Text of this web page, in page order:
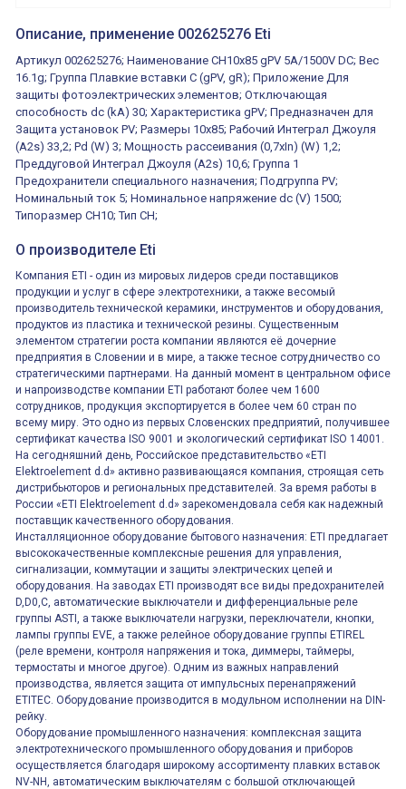
15Ампер 250В
XVR13M05L
Маячок
оранжевый
230VAC 130мм
ВКН8108
ВКН8108
Концевой
выключатель /
выключатель
путевой,
алюминиевый
регулируемый
ролик
800202300000С | 80 02 0 230 0000 С
800202300000С
многофункциональные
реле времени
0.1cек.-10 дней, 10
функций/режимов
Описание, применение 002625276 Eti
Артикул 002625276; Наименование CH10x85 gPV 5A/1500V DC; Вес
16.1g; Группа Плавкие вставки C (gPV, gR); Приложение Для
защиты фотоэлектрических элементов; Отключающая
способность dc (kA) 30; Характеристика gPV; Предназначен для
Защита установок PV; Размеры 10x85; Рабочий Интеграл Джоуля
(A2s) 33,2; Pd (W) 3; Мощность рассеивания (0,7xIn) (W) 1,2;
Преддуговой Интеграл Джоуля (A2s) 10,6; Группа 1
Предохранители специального назначения; Подгруппа PV;
Номинальный ток 5; Номинальное напряжение dc (V) 1500;
Типоразмер CH10; Тип CH;
О производителе Eti
Компания ETI - один из мировых лидеров среди поставщиков
продукции и услуг в сфере электротехники, а также весомый
производитель технической керамики, инструментов и оборудования,
продуктов из пластика и технической резины. Существенным
элементом стратегии роста компании являются её дочерние
предприятия в Словении и в мире, а также тесное сотрудничество со
стратегическими партнерами. На данный момент в центральном офисе
и напроизводстве компании ETI работают более чем 1600
сотрудников, продукция экспортируется в более чем 60 стран по
всему миру. Это одно из первых Словенских предприятий, получившее
сертификат качества ISO 9001 и экологический сертификат ISO 14001.
На сегодняшний день, Российское представительство «ETI
Elektroelement d.d» активно развивающаяся компания, строящая сеть
дистрибьюторов и региональных представителей. За время работы в
России «ETI Elektroelement d.d» зарекомендовала себя как надежный
поставщик качественного оборудования.
Инсталляционное оборудование бытового назначения: ETI предлагает
высококачественные комплексные решения для управления,
сигнализации, коммутации и защиты электрических цепей и
оборудования. На заводах ETI производят все виды предохранителей
D,D0,C, автоматические выключатели и дифференциальные реле
группы ASTI, а также выключатели нагрузки, переключатели, кнопки,
лампы группы EVE, а также релейное оборудование группы ETIREL
(реле времени, контроля напряжения и тока, диммеры, таймеры,
термостаты и многое другое). Одним из важных направлений
производства, является защита от импульсных перенапряжений
ETITEC. Оборудование производится в модульном исполнении на DIN-
рейку.
Оборудование промышленного назначения: комплексная защита
электротехнического промышленного оборудования и приборов
осуществляется благодаря широкому ассортименту плавких вставок
NV-NH, автоматическим выключателям с большой отключающей